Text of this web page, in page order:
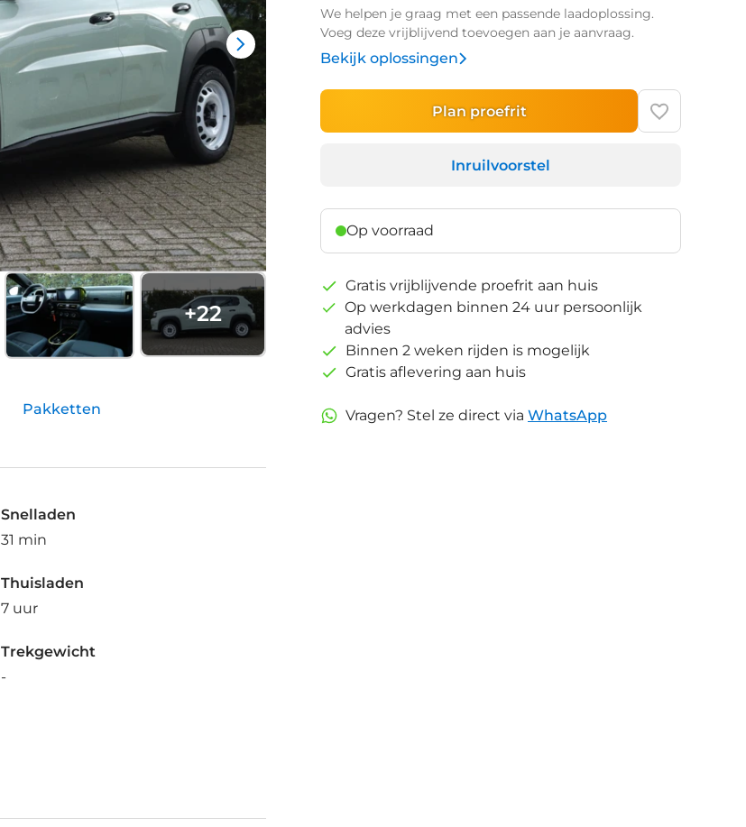
+22
We helpen je graag met een passende laadoplossing.
Voeg deze vrijblijvend toevoegen aan je aanvraag.
Bekijk oplossingen
Plan proefrit
Inruilvoorstel
Op voorraad
Gratis vrijblijvende proefrit aan huis
Op werkdagen binnen 24 uur persoonlijk
advies
Binnen 2 weken rijden is mogelijk
Gratis aflevering aan huis
Vragen? Stel ze direct via WhatsApp
Pakketten
Snelladen
31 min
Thuisladen
7 uur
Trekgewicht
-